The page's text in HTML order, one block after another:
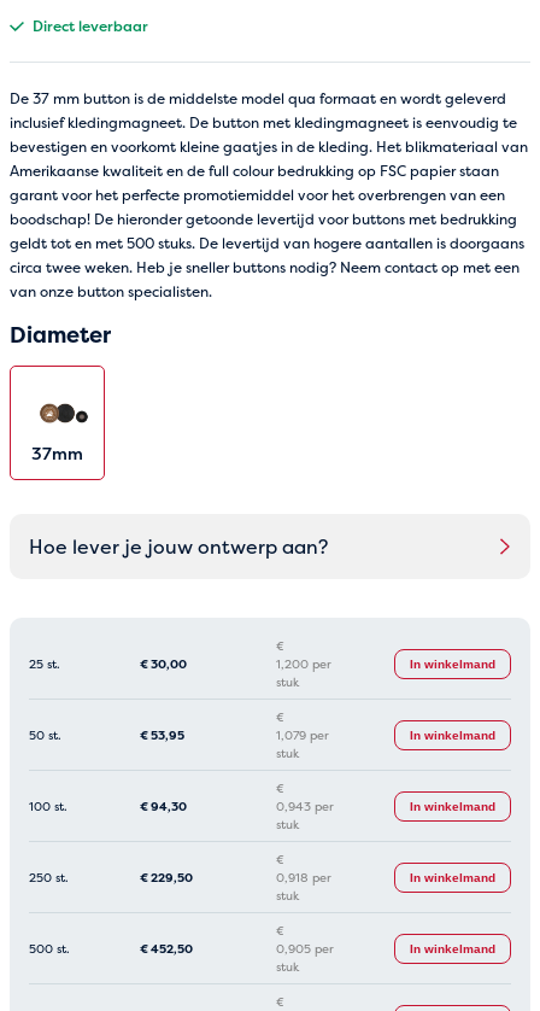
Direct leverbaar
De 37 mm button is de middelste model qua formaat en wordt geleverd
inclusief kledingmagneet. De button met kledingmagneet is eenvoudig te
bevestigen en voorkomt kleine gaatjes in de kleding. Het blikmateriaal van
Amerikaanse kwaliteit en de full colour bedrukking op FSC papier staan
garant voor het perfecte promotiemiddel voor het overbrengen van een
boodschap! De hieronder getoonde levertijd voor buttons met bedrukking
geldt tot en met 500 stuks. De levertijd van hogere aantallen is doorgaans
circa twee weken. Heb je sneller buttons nodig? Neem contact op met een
van onze button specialisten.
Diameter
37mm
Hoe lever je jouw ontwerp aan?
25 st. €30,00
€
1,200 per
stuk
In winkelmand
50 st. €53,95
€
1,079 per
stuk
In winkelmand
100 st. €94,30
€
0,943 per
stuk
In winkelmand
250 st. €229,50
€
0,918 per
stuk
In winkelmand
500 st. €452,50
€
0,905 per
stuk
In winkelmand
€